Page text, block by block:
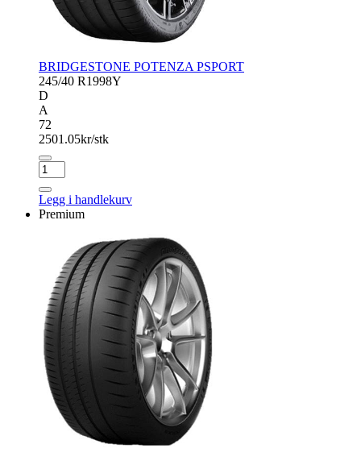
BRIDGESTONE POTENZA PSPORT
245/40 R1998Y
D
A
72
2501.05kr/stk
BRIDGESTONE
POTENZA
PSPORT
antall
Legg i handlekurv
Premium